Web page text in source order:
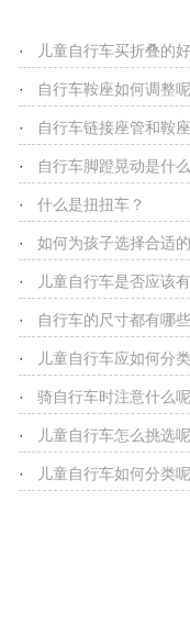
· 儿童自行车买折叠的
· 自行车鞍座如何调整呢
· 自行车链接座管和鞍
· 自行车脚蹬晃动是什
· 什么是扭扭车？
· 如何为孩子选择合适
· 儿童自行车是否应该
· 自行车的尺寸都有哪些
· 儿童自行车应如何分类
· 骑自行车时注意什么呢
· 儿童自行车怎么挑选呢
· 儿童自行车如何分类呢